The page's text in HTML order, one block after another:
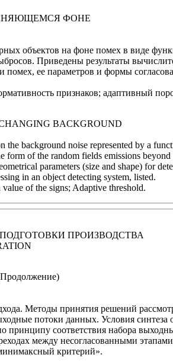
ФОНЕ
объектов на фоне помех в виде
Приведены результаты
ее параметров и формы
признаков; адаптивный
BACKGROUND
the background noise represented by a
of the random fields emissions
parameters (size and shape) for
in an object detecting system, listed.
of the signs; Adaptive threshold.
ПРОИЗВОДСТВА
Методы принятия решений
потоки данных. Условия синтеза
соответствия набора
между несогласованными
критерий».